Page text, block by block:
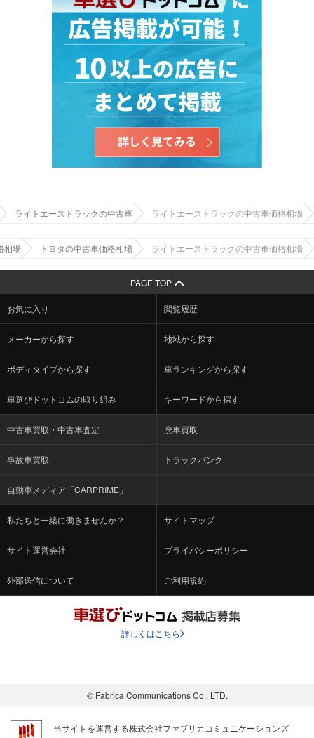
ライトエーストラックの中古車 ライトエーストラックの中古車価格相場
相場 トヨタの中古車価格相場 ライトエーストラックの中古車価格相場
PAGE TOP
お気に入り 閲覧履歴
メーカーから探す 地域から探す
ボディタイプから探す 車ランキングから探す
車選びドットコムの取り組み キーワードから探す
中古車買取・中古車査定 廃車買取
事故車買取 トラックバンク
自動車メディア「CARPRIME」
私たちと一緒に働きませんか？ サイトマップ
サイト運営会社 プライバシーポリシー
外部送信について ご利用規約
詳しくはこちら
© Fabrica Communications Co., LTD.
当サイトを運営する株式会社ファブリカコミュニケーションズ